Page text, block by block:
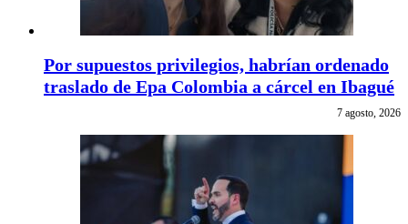
Por supuestos privilegios, habrían ordenado
traslado de Epa Colombia a cárcel en Ibagué
7 agosto, 2026